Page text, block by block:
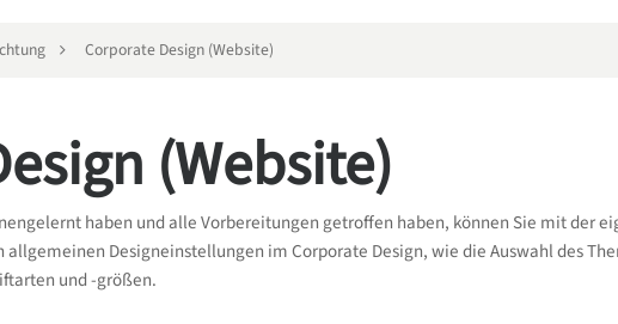
Corporate Design (Website)
(Website)
haben und alle Vorbereitungen getroffen haben, können Sie mit der
Designeinstellungen im Corporate Design, wie die Auswahl des
und -größen.